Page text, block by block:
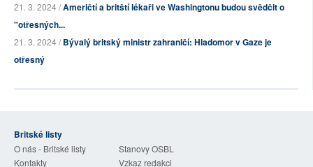
21. 3. 2024 /Američtí a britští lékaři ve Washingtonu budou svědčit o
"otřesných...
21. 3. 2024 /Bývalý britský ministr zahraničí: Hladomor v Gaze je
otřesný
Britské listy
O nás - Britské listy
Stanovy OSBL
Kontakty
Vzkaz redakci